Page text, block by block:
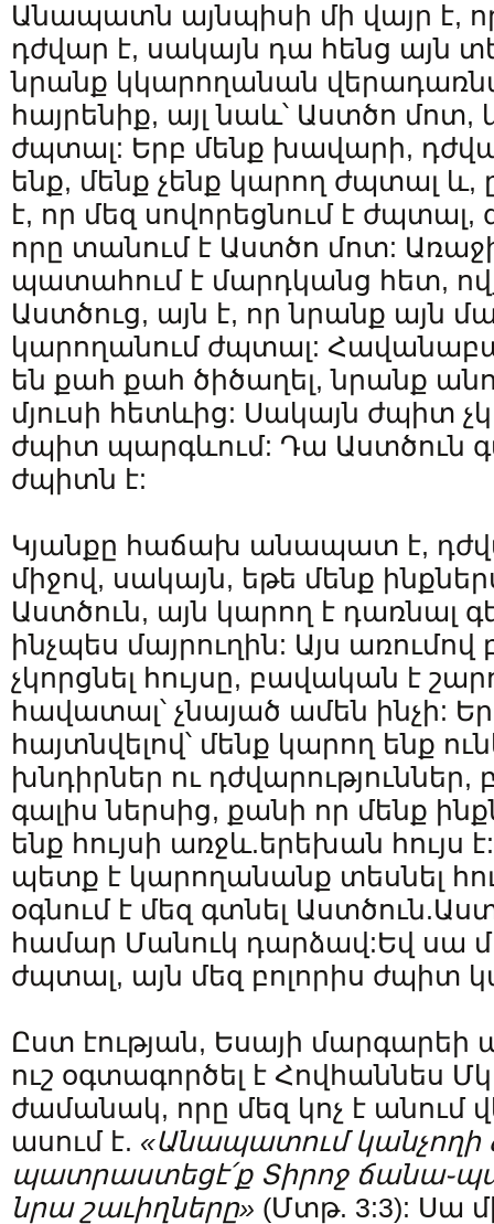
Անապատն այնպիսի մի վայր է,
դժվար է, սակայն դա հենց այն
նրանք կկարողանան
հայրենիք, այլ նաև՝ Աստծո մոտ,
ժպտալ: Երբ մենք խավարի,
ենք, մենք չենք կարող ժպտալ և,
է, որ մեզ սովորեցնում է ժպտալ,
որը տանում է Աստծո մոտ:
պատահում է մարդկանց հետ,
Աստծուց, այն է, որ նրանք այն
կարողանում ժպտալ:
են քահ քահ ծիծաղել, նրանք
մյուսի հետևից: Սակայն ժպիտ
ժպիտ պարգևում: Դա Աստծուն
ժպիտն է:
Կյանքը հաճախ անապատ է,
միջով, սակայն, եթե մենք
Աստծուն, այն կարող է դառնալ
ինչպես մայրուղին: Այս
չկորցնել հույսը, բավական է
հավատալ՝ չնայած ամեն ինչի:
հայտնվելով՝ մենք կարող ենք
խնդիրներ ու դժվարություններ,
գալիս ներսից, քանի որ մենք
ենք հույսի առջև.երեխան հույս
պետք է կարողանանք տեսնել
օգնում է մեզ գտնել
համար Մանուկ դարձավ:Եվ սա
ժպտալ, այն մեզ բոլորիս ժպիտ
Ըստ էության, Եսայի մարգարեի
ուշ օգտագործել է Հովհաննես
ժամանակ, որը մեզ կոչ է անում
ասում է. «Անապատում կանչողի
պատրաստեցէ՛ք Տիրոջ
նրա շաւիղները» (Մտթ. 3:3): Սա